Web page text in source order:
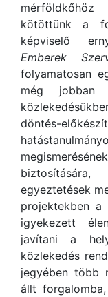
kötöttünk a
képviselő
Emberek
folyamatosan
még jobban
döntés-
egyeztetések
projektekben
igyekezett
javítani a
közlekedés
jegyében több
állt